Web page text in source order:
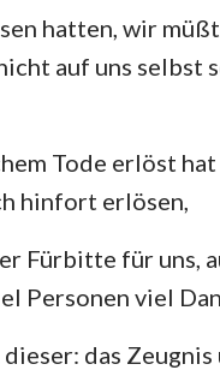
hatten, wir
auf uns selbst
Tode erlöst
hinfort erlösen,
Fürbitte für uns,
Personen viel
das